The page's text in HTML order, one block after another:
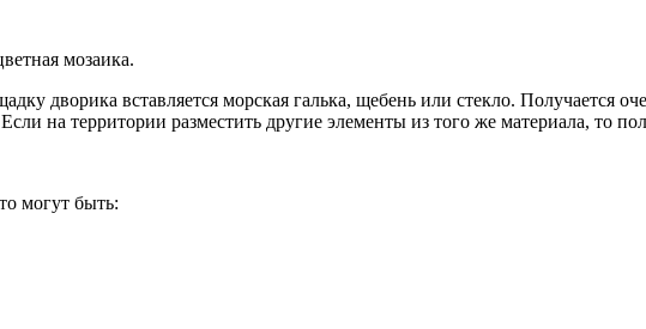
мозаика.
дворика вставляется морская галька, щебень или стекло. Получается
на территории разместить другие элементы из того же материала, то
могут быть: